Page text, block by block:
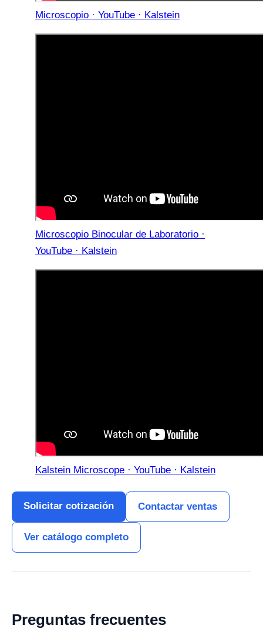
Microscopio · YouTube · Kalstein
Microscopio Binocular de Laboratorio ·
YouTube · Kalstein
Kalstein Microscope · YouTube · Kalstein
Solicitar cotización Contactar ventas
Ver catálogo completo
Preguntas frecuentes